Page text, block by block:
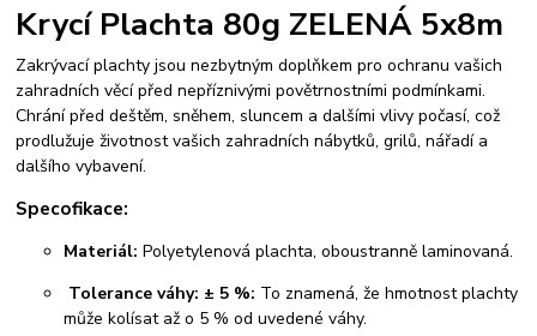
Krycí Plachta 80g ZELENÁ 5x8m
Zakrývací plachty jsou nezbytným doplňkem pro ochranu vašich
zahradních věcí před nepříznivými povětrnostními podmínkami.
Chrání před deštěm, sněhem, sluncem a dalšími vlivy počasí, což
prodlužuje životnost vašich zahradních nábytků, grilů, nářadí a
dalšího vybavení.
Specofikace:
Materiál: Polyetylenová plachta, oboustranně laminovaná.
Tolerance váhy: ± 5 %: To znamená, že hmotnost plachty
může kolísat až o 5 % od uvedené váhy.